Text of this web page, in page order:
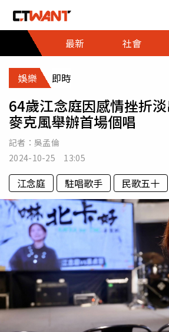
最新
社會
娛樂 即時
64歲江念庭因感情挫折
麥克風舉辦首場個唱
記者： 吳孟倫
2024-10-25 13:05
江念庭 駐唱歌手 民歌五十